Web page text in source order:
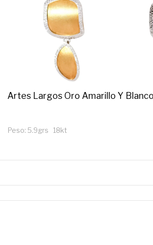
Artes Largos Oro Amarillo Y
Peso: 5.9grs 18kt